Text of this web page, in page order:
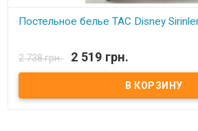
Постельное белье TAC Disney
160x220 см. Простынь (1 шт): 100x200 см
ранфорс, 100% хлопок. Торговая марка:
2 738 грн. 2 519 грн.